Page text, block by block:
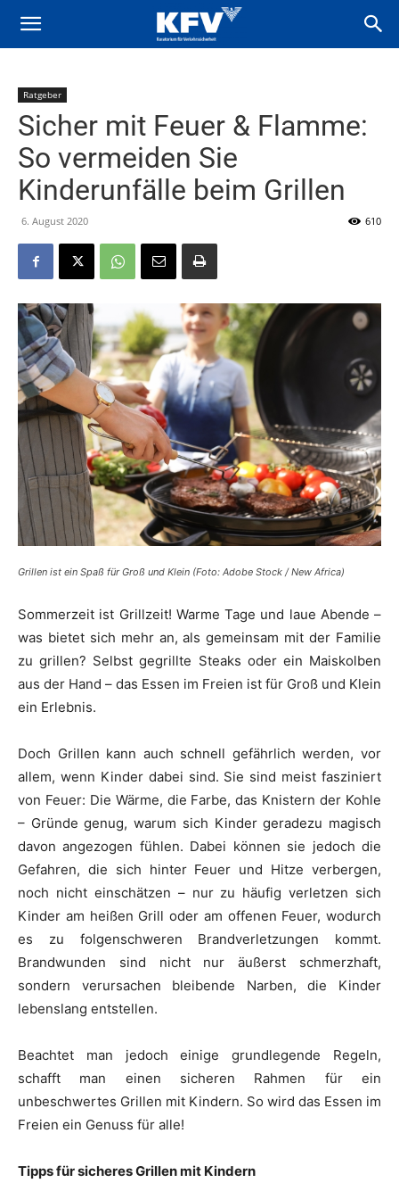
Ratgeber
Sicher mit Feuer & Flamme:
So vermeiden Sie
Kinderunfälle beim Grillen
6. August 2020 610
Grillen ist ein Spaß für Groß und Klein (Foto: Adobe Stock / New Africa)
Sommerzeit ist Grillzeit! Warme Tage und laue Abende –
was bietet sich mehr an, als gemeinsam mit der Familie
zu grillen? Selbst gegrillte Steaks oder ein Maiskolben
aus der Hand – das Essen im Freien ist für Groß und Klein
ein Erlebnis.
Doch Grillen kann auch schnell gefährlich werden, vor
allem, wenn Kinder dabei sind. Sie sind meist fasziniert
von Feuer: Die Wärme, die Farbe, das Knistern der Kohle
– Gründe genug, warum sich Kinder geradezu magisch
davon angezogen fühlen. Dabei können sie jedoch die
Gefahren, die sich hinter Feuer und Hitze verbergen,
noch nicht einschätzen – nur zu häufig verletzen sich
Kinder am heißen Grill oder am offenen Feuer, wodurch
es zu folgenschweren Brandverletzungen kommt.
Brandwunden sind nicht nur äußerst schmerzhaft,
sondern verursachen bleibende Narben, die Kinder
lebenslang entstellen.
Beachtet man jedoch einige grundlegende Regeln,
schafft man einen sicheren Rahmen für ein
unbeschwertes Grillen mit Kindern. So wird das Essen im
Freien ein Genuss für alle!
Tipps für sicheres Grillen mit Kindern